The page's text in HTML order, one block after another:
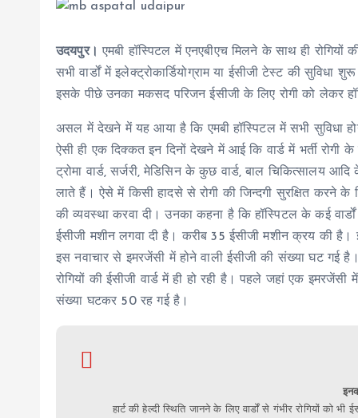
उदयपुर।एमबी हॉस्पिटल में एनएबीएच मिलने के साथ ही रोगियों
सभी वार्डों में इलेक्ट्रोकार्डियोग्राम या ईसीजी टेस्ट की सुविधा
इसके पीछे उनका मकसद परिजन ईसीजी के लिए रोगी को लेकर
असल में देखने में यह आया है कि एमबी हॉस्पिटल में सभी सुविधा
ऐसी ही एक दिक्कत इन दिनों देखने में आई कि वार्ड में भर्ती
ट्रोमा वार्ड, सर्जरी, मेडिसिन के कुछ वार्ड, बाल चिकित्सालय
लाते हैं। ऐसे में किसी हादसे से रोगी की जिन्दगी सुरक्षित करने के
की व्यवस्था करवा दी। उनका कहना है कि हॉस्पिटल के कई
ईसीजी मशीन लगवा दी है। करीब 35 ईसीजी मशीन क्रय की है।
इस नवाचार से इमरजेंसी में होने वाली ईसीजी की संख्या घट गई
रोगियों की ईसीजी वार्ड में ही हो रही है। पहले जहां एक
संख्या घटकर 50 रह गई है।
हार्ट की हेल्दी स्थिति जानने के लिए वार्डों से गंभीर रोगियों को